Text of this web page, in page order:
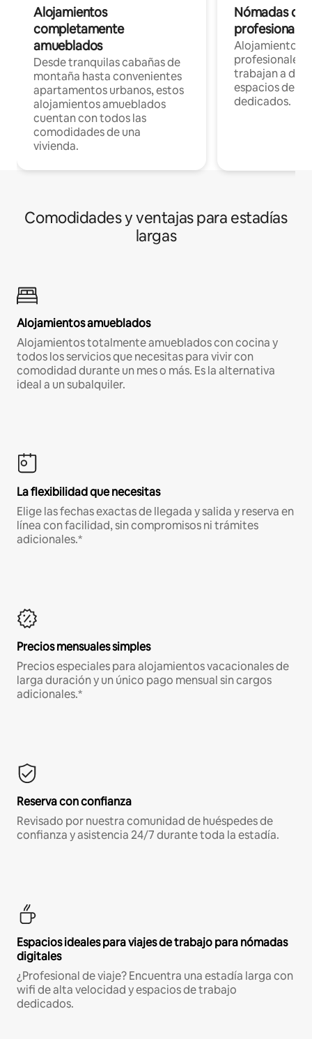
Alojamientos
completamente
amueblados
Desde tranquilas cabañas de
montaña hasta convenientes
apartamentos urbanos, estos
alojamientos amueblados
cuentan con todos las
comodidades de una
vivienda.
Nómadas
Alojamientos
profesionales
trabajan a
espacios de
dedicados.
Comodidades y ventajas para estadías
largas
Alojamientos amueblados
Alojamientos totalmente amueblados con cocina y
todos los servicios que necesitas para vivir con
comodidad durante un mes o más. Es la alternativa
ideal a un subalquiler.
La flexibilidad que necesitas
Elige las fechas exactas de llegada y salida y reserva en
línea con facilidad, sin compromisos ni trámites
adicionales.*
Precios mensuales simples
Precios especiales para alojamientos vacacionales de
larga duración y un único pago mensual sin cargos
adicionales.*
Reserva con confianza
Revisado por nuestra comunidad de huéspedes de
confianza y asistencia 24/7 durante toda la estadía.
Espacios ideales para viajes de trabajo para nómadas
digitales
¿Profesional de viaje? Encuentra una estadía larga con
wifi de alta velocidad y espacios de trabajo
dedicados.